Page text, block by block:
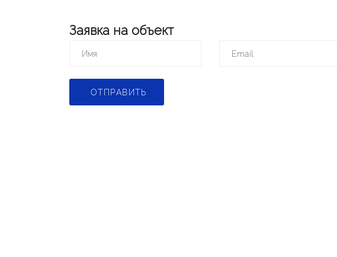
Заявка на объект
ОТПРАВИТЬ